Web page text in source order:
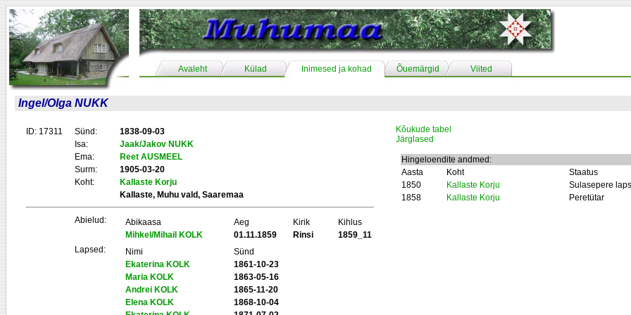
Avaleht Külad Inimesed ja kohad Õuemärgid Viited
Ingel/Olga NUKK
ID: 17311 Sünd:
1838-09-03
Isa:
Jaak/Jakov NUKK
Ema:
Reet AUSMEEL
Surm:
1905-03-20
Koht:
Kallaste Korju
Kallaste, Muhu vald, Saaremaa
Abielud: Abikaasa Aeg Kirik
Kihlus
Mihkel/Mihail KOLK
01.11.1859 Rinsi
1859_11
Lapsed:
Nimi
Sünd
Ekaterina KOLK
1861-10-23
Maria KOLK
1863-05-16
Andrei KOLK
1865-11-20
Elena KOLK
1868-10-04
Kõukude tabel
Järglased
Hingeloendite andmed:
Aasta
Koht
Staatus
1850
Kallaste Korju
Sulasepere laps
1858
Kallaste Korju Peretütar